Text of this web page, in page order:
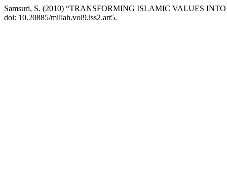
Samsuri, S. (2010) “TRANSFORMING ISLAMIC VALUES
doi: 10.20885/millah.vol9.iss2.art5.